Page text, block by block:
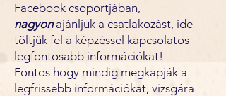
Facebook csoportjában,
nagyonajánljuk a csatlakozást, ide
töltjük fel a képzéssel kapcsolatos
legfontosabb információkat!
Fontos hogy mindig megkapják a
legfrissebb információkat, vizsgára